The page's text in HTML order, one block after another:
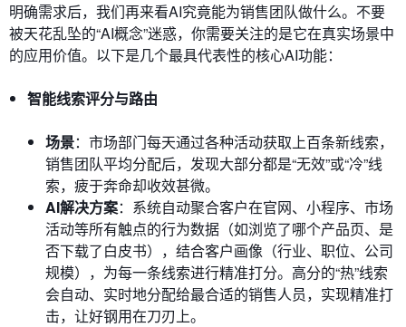
明确需求后，我们再来看AI究竟能为销售团队做什么。不要
被天花乱坠的“AI概念”迷惑，你需要关注的是它在真实场景中
的应用价值。以下是几个最具代表性的核心AI功能：
智能线索评分与路由
场景：市场部门每天通过各种活动获取上百条新线索，
销售团队平均分配后，发现大部分都是“无效”或“冷”线
索，疲于奔命却收效甚微。
AI解决方案：系统自动聚合客户在官网、小程序、市场
活动等所有触点的行为数据（如浏览了哪个产品页、是
否下载了白皮书），结合客户画像（行业、职位、公司
规模），为每一条线索进行精准打分。高分的“热”线索
会自动、实时地分配给最合适的销售人员，实现精准打
击，让好钢用在刀刃上。